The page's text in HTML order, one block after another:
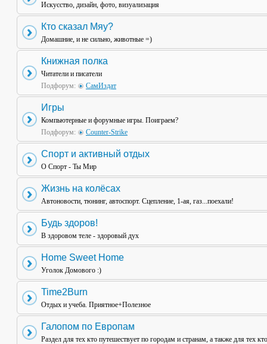
Искусство, дизайн, фото, визуализация
Кто сказал Мяу?
Домашние, и не сильно, животные =)
Книжная полка
Читатели и писатели
Подфорум:
СамИздат
Игры
Компьютерные и форумные игры. Поиграем?
Подфорум:
Counter-Strike
Спорт и активный отдых
О Спорт - Ты Мир
Жизнь на колёсах
Автоновости, тюнинг, автоспорт. Сцепление, 1-ая, газ...поехали!
Будь здоров!
В здоровом теле - здоровый дух
Home Sweet Home
Уголок Домового :)
Time2Burn
Отдых и учеба. Приятное+Полезное
Галопом по Европам
Раздел для тех кто путешествует по городам и странам, а также для тех